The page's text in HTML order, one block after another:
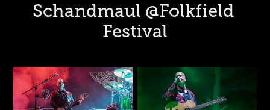
Schandmaul @Folkfield
Festival